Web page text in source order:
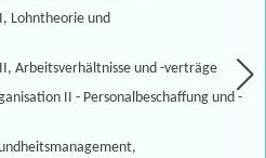
Lohntheorie und
Arbeitsverhältnisse und -verträge
II - Personalbeschaffung und -